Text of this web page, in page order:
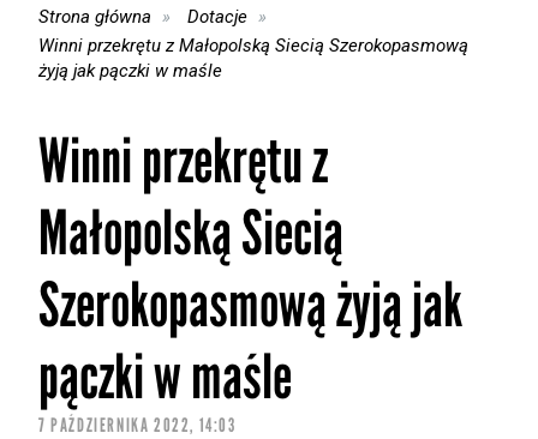
Strona główna
Dotacje
Winni przekrętu z Małopolską Siecią Szerokopasmową
żyją jak pączki w maśle
Winni przekrętu z
Małopolską Siecią
Szerokopasmową żyją jak
pączki w maśle
7 PAŹDZIERNIKA 2022, 14:03